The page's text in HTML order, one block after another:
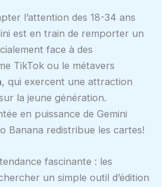
l’attention des 18-34 ans
est en train de remporter un
face à des
TikTok ou le métavers
, qui exercent une attraction
la jeune génération.
en puissance de Gemini
Banana redistribue les cartes!
fascinante : les
un simple outil d’édition